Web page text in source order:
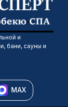
и
бани, сауны и
MAX